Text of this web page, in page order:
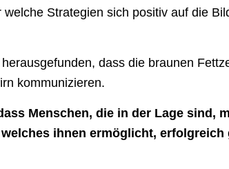
Strategien sich positiv auf die
dass die braunen
kommunizieren.
Menschen, die in der Lage sind,
ihnen ermöglicht,